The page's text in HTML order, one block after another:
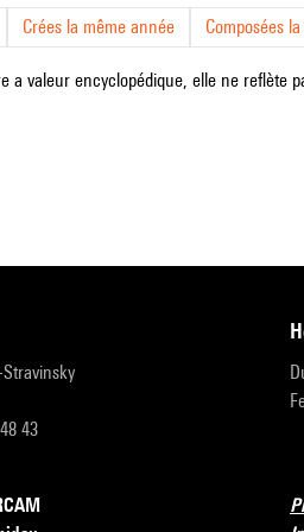
Crées la même année Composées
a valeur encyclopédique, elle ne reflète
43